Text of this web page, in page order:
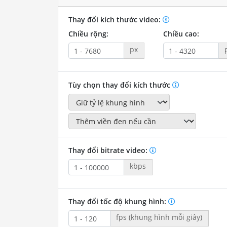
Thay đổi kích thước video:
Chiều rộng:
px
Chiều cao:
Tùy chọn thay đổi kích thước
Thay đổi bitrate video:
kbps
Thay đổi tốc độ khung hình:
fps (khung hình mỗi giây)